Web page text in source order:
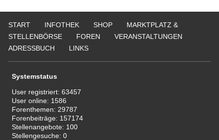
START INFOTHEK SHOP
MARKTPLATZ &
STELLENBÖRSE
FOREN
VERANSTALTUNGEN
ADRESSBUCH
LINKS
Systemstatus
User registriert:63457
User online: 1586
Forenthemen: 29787
Forenbeiträge: 157174
Stellenangebote: 100
Stellengesuche:0